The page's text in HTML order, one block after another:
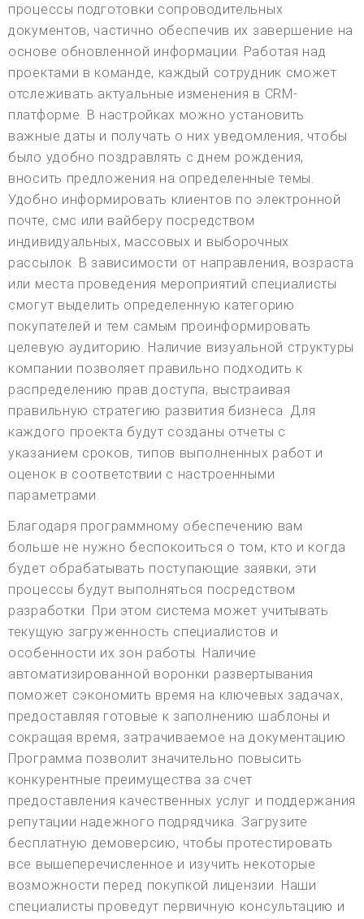
процессы подготовки сопроводительных
документов, частично обеспечив их завершение на
основе обновленной информации. Работая над
проектами в команде, каждый сотрудник сможет
отслеживать актуальные изменения в CRM-
платформе. В настройках можно установить
важные даты и получать о них уведомления, чтобы
было удобно поздравлять с днем рождения,
вносить предложения на определенные темы.
Удобно информировать клиентов по электронной
почте, смс или вайберу посредством
индивидуальных, массовых и выборочных
рассылок. В зависимости от направления, возраста
или места проведения мероприятий специалисты
смогут выделить определенную категорию
покупателей и тем самым проинформировать
целевую аудиторию. Наличие визуальной структуры
компании позволяет правильно подходить к
распределению прав доступа, выстраивая
правильную стратегию развития бизнеса. Для
каждого проекта будут созданы отчеты с
указанием сроков, типов выполненных работ и
оценок в соответствии с настроенными
параметрами.
Благодаря программному обеспечению вам
больше не нужно беспокоиться о том, кто и когда
будет обрабатывать поступающие заявки, эти
процессы будут выполняться посредством
разработки. При этом система может учитывать
текущую загруженность специалистов и
особенности их зон работы. Наличие
автоматизированной воронки развертывания
поможет сэкономить время на ключевых задачах,
предоставляя готовые к заполнению шаблоны и
сокращая время, затрачиваемое на документацию.
Программа позволит значительно повысить
конкурентные преимущества за счет
предоставления качественных услуг и поддержания
репутации надежного подрядчика. Загрузите
бесплатную демоверсию, чтобы протестировать
все вышеперечисленное и изучить некоторые
возможности перед покупкой лицензии. Наши
специалисты проведут первичную консультацию и